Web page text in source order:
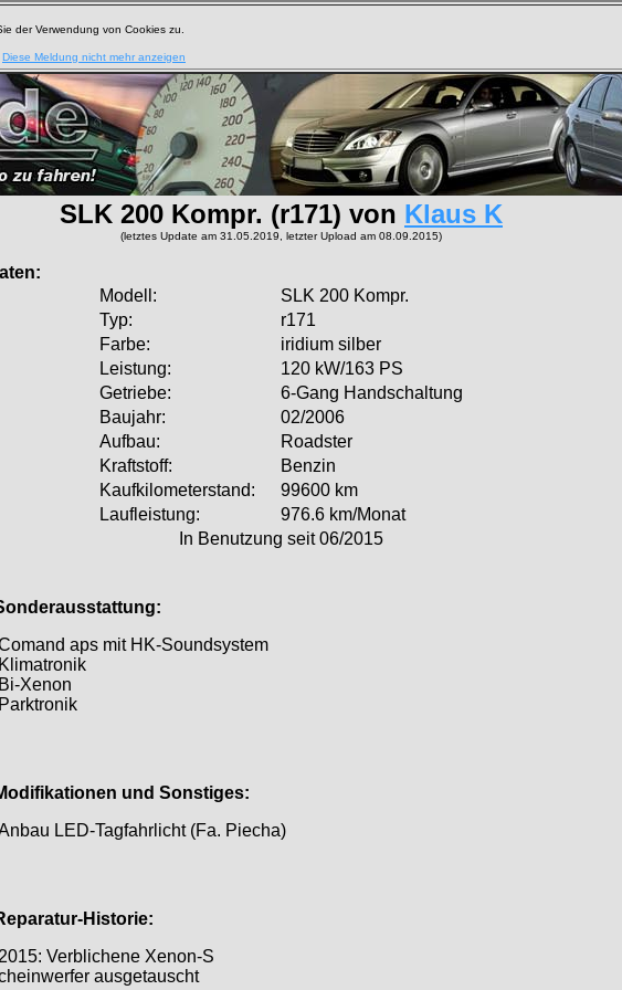
der Verwendung von Cookies zu.
Diese Meldung nicht mehr anzeigen
SLK 200 Kompr. (r171) von Klaus K
(letztes Update am 31.05.2019, letzter Upload am 08.09.2015)
Modell:
SLK 200 Kompr.
Typ:
r171
Farbe:
iridium silber
Leistung:
120 kW/163 PS
Getriebe:
6-Gang Handschaltung
Baujahr:
02/2006
Aufbau:
Roadster
Kraftstoff:
Benzin
Kaufkilometerstand:
99600 km
Laufleistung:
976.6 km/Monat
In Benutzung seit 06/2015
aps mit HK-Soundsystem
Klimatronik
Bi-Xenon
Parktronik
und Sonstiges:
LED-Tagfahrlicht (Fa. Piecha)
Historie:
2015: Verblichene Xenon-S
ausgetauscht